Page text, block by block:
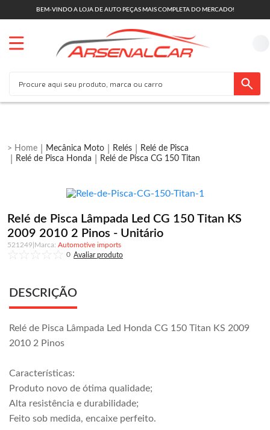
BEM-VINDO A LOJA DE AUTO PEÇAS MAIS COMPLETA DO MERCADO!
Mecânica Moto Relés
Relé de Pisca
Relé de Pisca Honda
Relé de Pisca CG 150 Titan
Relé de Pisca Lâmpada Led CG 150 Titan KS
2009 2010 2 Pinos - Unitário
521249
Automotive imports
0
DESCRIÇÃO
Relé de Pisca Lâmpada Led Honda CG 150 Titan KS 2009
2010 2 Pinos
Características:
Produto novo de ótima qualidade;
Alta resistência e durabilidade;
Feito sob medida, encaixe perfeito.